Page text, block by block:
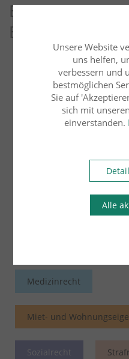
Entdecken Sie
Beiträge
Übersicht
Bau- und
Handels- und
Medizinrecht
Miet- und
Sozialrecht
Unsere Website
uns helfen,
verbessern und
bestmöglichen
Sie auf
sich mit
einverstanden.
Alle